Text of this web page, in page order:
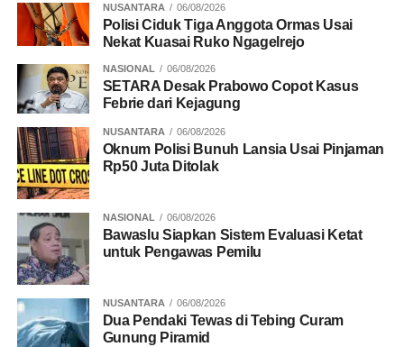
NUSANTARA 06/08/2026
Polisi Ciduk Tiga Anggota Ormas Usai
Nekat Kuasai Ruko Ngagelrejo
NASIONAL 06/08/2026
SETARA Desak Prabowo Copot Kasus
Febrie dari Kejagung
NUSANTARA 06/08/2026
Oknum Polisi Bunuh Lansia Usai Pinjaman
Rp50 Juta Ditolak
NASIONAL 06/08/2026
Bawaslu Siapkan Sistem Evaluasi Ketat
untuk Pengawas Pemilu
NUSANTARA 06/08/2026
Dua Pendaki Tewas di Tebing Curam
Gunung Piramid